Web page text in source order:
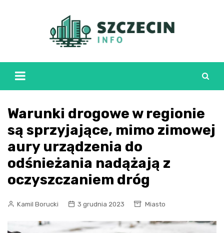
Warunki drogowe w regionie
są sprzyjające, mimo zimowej
aury urządzenia do
odśnieżania nadążają z
oczyszczaniem dróg
Kamil Borucki 3 grudnia 2023 Miasto